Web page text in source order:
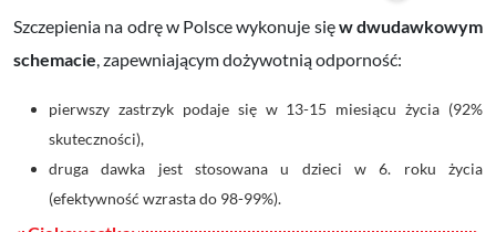
Szczepienia na odrę w Polsce wykonuje sięw dwudawkowym
schemacie, zapewniającym dożywotnią odporność:
pierwszy zastrzyk podaje się w 13-15 miesiącu życia (92%
skuteczności),
druga dawka jest stosowana u dzieci w 6. roku życia
(efektywność wzrasta do 98-99%).